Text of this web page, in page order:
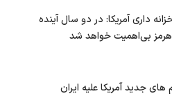
داری آمریکا: در دو سال آینده
هرمز بی‌اهمیت خواهد شد
های جدید آمریکا علیه ایران